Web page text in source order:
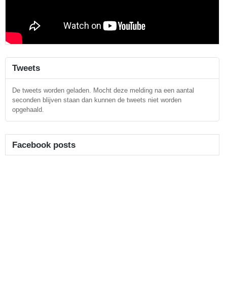
Tweets
De tweets worden geladen. Mocht deze melding na een aantal
seconden blijven staan dan kunnen de tweets niet worden
opgehaald.
Facebook posts